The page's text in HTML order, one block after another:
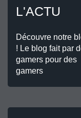
L'ACTU
Découvre notre
! Le blog fait par
gamers pour des
gamers